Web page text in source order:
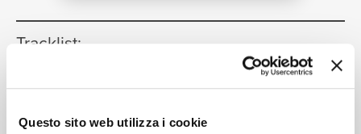
Questo sito web utilizza i cookie
Tracklist:
Arcana
18:40
2
RICERCA